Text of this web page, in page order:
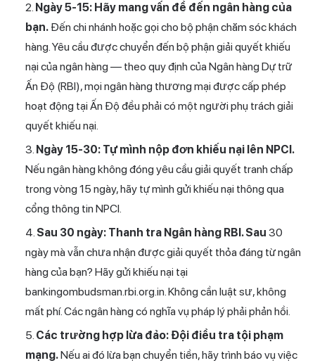
Ngày 5-15: Hãy mang vấn đề đến ngân hàng của
bạn. Đến chi nhánh hoặc gọi cho bộ phận chăm sóc khách
hàng. Yêu cầu được chuyển đến bộ phận giải quyết khiếu
nại của ngân hàng — theo quy định của Ngân hàng Dự trữ
Ấn Độ (RBI), mọi ngân hàng thương mại được cấp phép
hoạt động tại Ấn Độ đều phải có một người phụ trách giải
quyết khiếu nại.
Ngày 15-30: Tự mình nộp đơn khiếu nại lên NPCI.
Nếu ngân hàng không đóng yêu cầu giải quyết tranh chấp
trong vòng 15 ngày, hãy tự mình gửi khiếu nại thông qua
cổng thông tin NPCI.
Sau 30 ngày: Thanh tra Ngân hàng RBI. Sau 30
ngày mà vẫn chưa nhận được giải quyết thỏa đáng từ ngân
hàng của bạn? Hãy gửi khiếu nại tại
bankingombudsman.rbi.org.in. Không cần luật sư, không
mất phí. Các ngân hàng có nghĩa vụ pháp lý phải phản hồi.
Các trường hợp lừa đảo: Đội điều tra tội phạm
mạng.Nếu ai đó lừa bạn chuyển tiền, hãy trình báo vụ việc